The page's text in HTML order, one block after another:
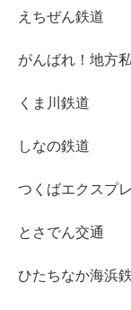
えちぜん鉄道
がんばれ！地方
くま川鉄道
しなの鉄道
つくばエクスプ
とさでん交通
ひたちなか海浜